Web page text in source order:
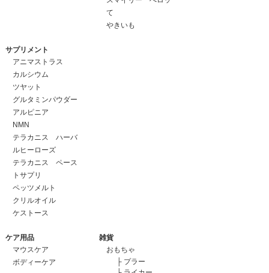
て
やきいも
サプリメント
アニマストラス
カルシウム
ツヤット
グルタミンパウダー
アルピニア
NMN
テラカニス ハーバ
ルヒーローズ
テラカニス ペース
トサプリ
ペッツメルト
クリルオイル
ケストース
ケア用品
マウスケア
ボディーケア
雑貨
おもちゃ
├ プラー